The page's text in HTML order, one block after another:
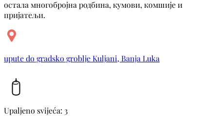
остала многобројна родбина, кумови, комшије и
пријатељи.
upute do gradsko groblje Kuljani, Banja Luka
Upaljeno svijeća: 3